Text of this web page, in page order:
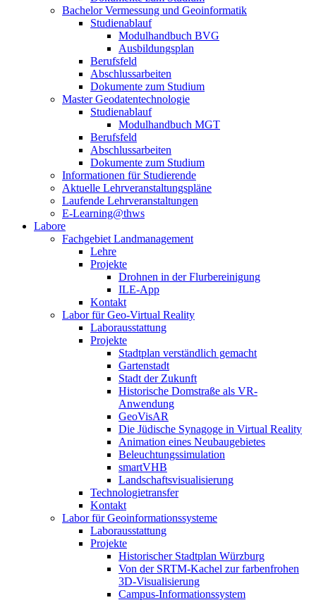
Bachelor Vermessung und Geoinformatik
Studienablauf
Modulhandbuch BVG
Ausbildungsplan
Berufsfeld
Abschlussarbeiten
Dokumente zum Studium
Master Geodatentechnologie
Studienablauf
Modulhandbuch MGT
Berufsfeld
Abschlussarbeiten
Dokumente zum Studium
Informationen für Studierende
Aktuelle Lehrveranstaltungspläne
Laufende Lehrveranstaltungen
E-Learning@thws
Labore
Fachgebiet Landmanagement
Lehre
Projekte
Drohnen in der Flurbereinigung
ILE-App
Kontakt
Labor für Geo-Virtual Reality
Laborausstattung
Projekte
Stadtplan verständlich gemacht
Gartenstadt
Stadt der Zukunft
Historische Domstraße als VR-
Anwendung
GeoVisAR
Die Jüdische Synagoge in Virtual Reality
Animation eines Neubaugebietes
Beleuchtungssimulation
smartVHB
Landschaftsvisualisierung
Technologietransfer
Kontakt
Labor für Geoinformationssysteme
Laborausstattung
Projekte
Historischer Stadtplan Würzburg
Von der SRTM-Kachel zur farbenfrohen
3D-Visualisierung
Campus-Informationssystem